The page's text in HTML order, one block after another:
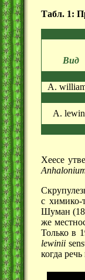
Табл. 1:
Вид
A.
A.
Хеесе
с химико-
Шуман
же
Только в
lewinii
когда